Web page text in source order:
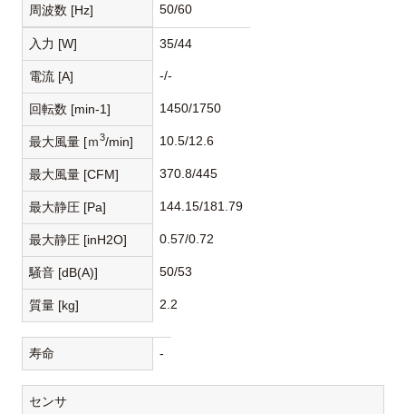
周波数 [Hz] 50/60
入力 [W] 35/44
電流 [A] -/-
回転数 [min-1] 1450/1750
最大風量 [ｍ3/min] 10.5/12.6
最大風量 [CFM] 370.8/445
最大静圧 [Pa] 144.15/181.79
最大静圧 [inH2O] 0.57/0.72
騒音 [dB(A)] 50/53
質量 [kg] 2.2
寿命 -
センサ